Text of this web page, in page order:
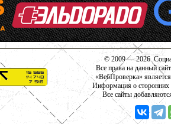
© 2009 — 2026.
Все права на данный
«ВебПроверка»
Информация о сторонних
Все сайты